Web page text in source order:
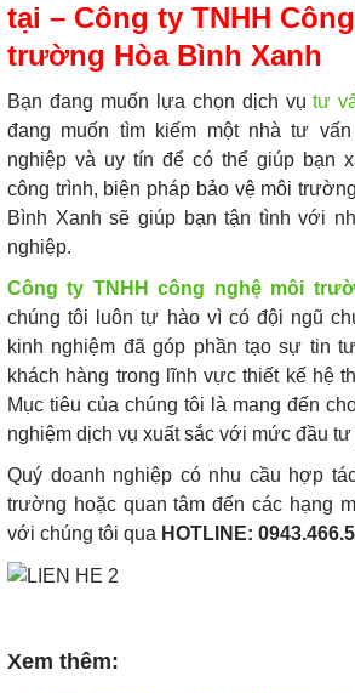
tại – Công ty TNHH
trường Hòa Bình Xanh
Bạn đang muốn lựa chọn dịch vụtư
đang muốn tìm kiếm một nhà tư
nghiệp và uy tín để có thể giúp bạn
công trình, biện pháp bảo vệ môi
Bình Xanh sẽ giúp bạn tận tình với
nghiệp.
Công ty TNHH công nghệ môi
chúng tôi luôn tự hào vì có đội ngũ
kinh nghiệm đã góp phần tạo sự tin
khách hàng trong lĩnh vực thiết kế hệ
Mục tiêu của chúng tôi là mang đến
nghiệm dịch vụ xuất sắc với mức đầu
Quý doanh nghiệp có nhu cầu hợp
trường hoặc quan tâm đến các hạng
với chúng tôi qua HOTLINE:
Xem thêm: